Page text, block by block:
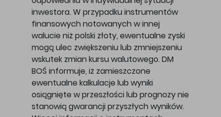
inwestora. W przypadku instrumentów
finansowych notowanych w innej
walucie niż polski złoty, ewentualne zyski
mogą ulec zwiększeniu lub zmniejszeniu
wskutek zmian kursu walutowego. DM
BOŚ informuje, iż zamieszczone
ewentualne kalkulacje lub wyniki
osiągnięte w przeszłości lub prognozy nie
stanowią gwarancji przyszłych wyników.